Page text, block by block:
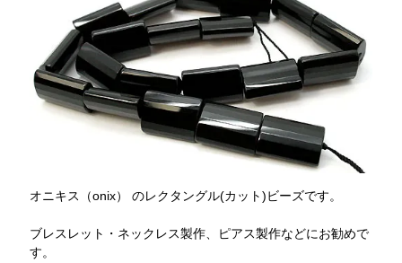
オニキス（onix） のレクタングル(カット)ビーズです。
ブレスレット・ネックレス製作、ピアス製作などにお勧めで
す。